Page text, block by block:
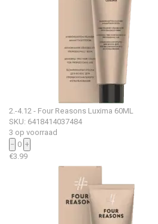
2.-4.12 - Four Reasons Luxima 60ML
SKU: 6418414037484
3 op voorraad
− 0 +
€3.99